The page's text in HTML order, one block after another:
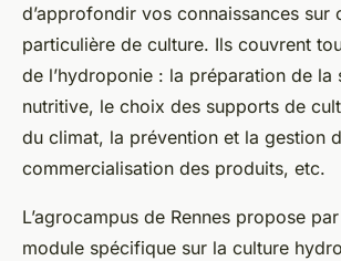
d’approfondir vos connaissances sur
particulière de culture. Ils couvrent
de l’hydroponie : la préparation de la
nutritive, le choix des supports de
du climat, la prévention et la gestion
commercialisation des produits, etc.
L’agrocampus de Rennes propose
module spécifique sur la culture